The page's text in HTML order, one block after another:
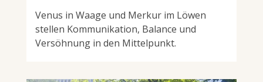
Venus in Waage und Merkur im Löwen
stellen Kommunikation, Balance und
Versöhnung in den Mittelpunkt.